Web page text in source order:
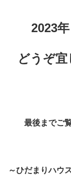
2023年
どうぞ
最後までご
～ひだまりハウ